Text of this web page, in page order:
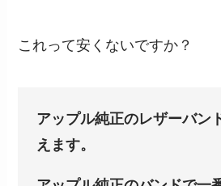
これって安くないですか？
アップル純正のレザーバン
えます。